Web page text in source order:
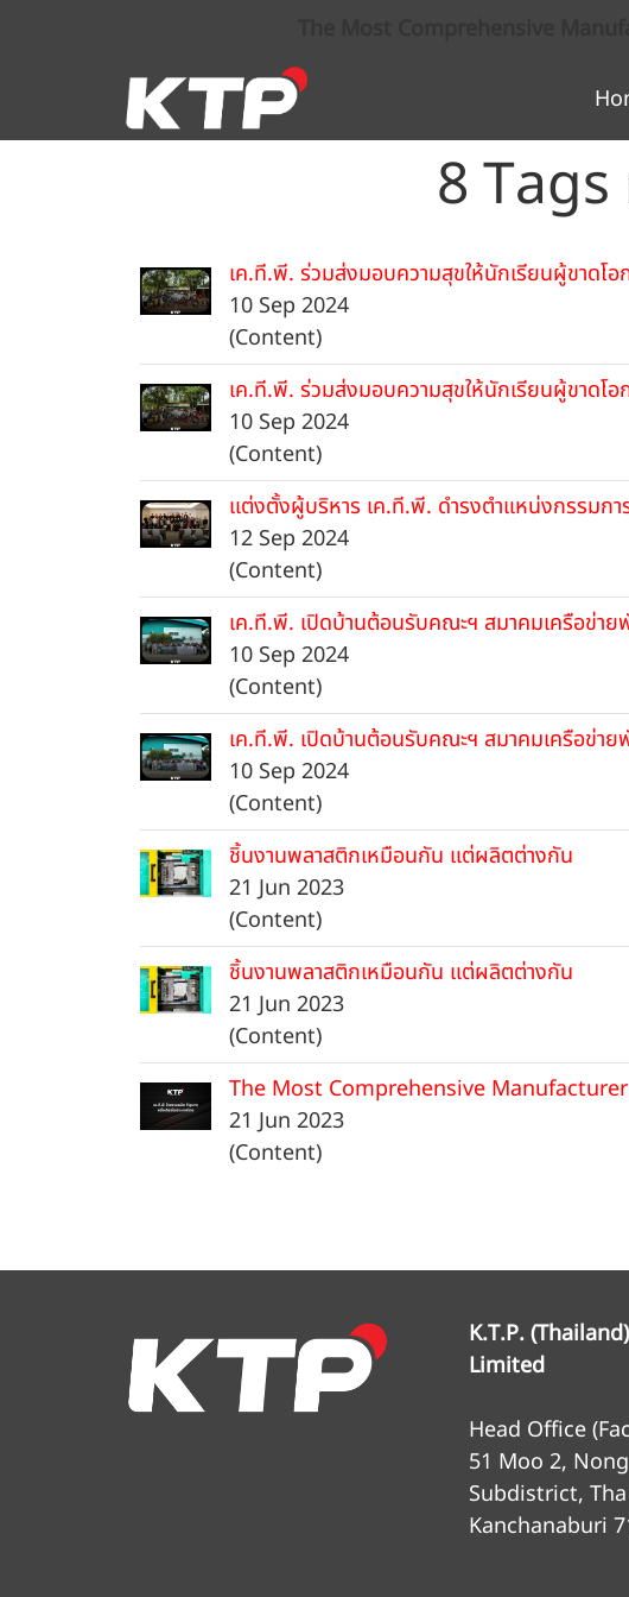
8
เค.ที.พี. ร่วมส่งมอบความสุขให้นักเรียนผู้ขาดโอ
10 Sep 2024
(Content)
เค.ที.พี. ร่วมส่งมอบความสุขให้นักเรียนผู้ขาดโอ
10 Sep 2024
(Content)
แต่งตั้งผู้บริหาร เค.ที.พี. ดำรงตำแหน่งกรรมกา
12 Sep 2024
(Content)
เค.ที.พี. เปิดบ้านต้อนรับคณะฯ สมาคมเครือข่า
10 Sep 2024
(Content)
เค.ที.พี. เปิดบ้านต้อนรับคณะฯ สมาคมเครือข่า
10 Sep 2024
(Content)
ชิ้นงานพลาสติกเหมือนกัน แต่ผลิตต่างกัน
21 Jun 2023
(Content)
ชิ้นงานพลาสติกเหมือนกัน แต่ผลิตต่างกัน
21 Jun 2023
(Content)
The Most Comprehensive
21 Jun 2023
(Content)
K.T.P.
Limited
Head Office
51 Moo 2,
Subdistrict,
Kanchanaburi